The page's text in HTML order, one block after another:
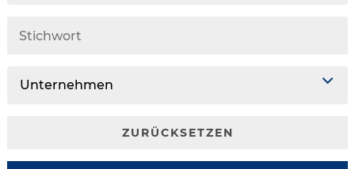
Unternehmen
ZURÜCKSETZEN